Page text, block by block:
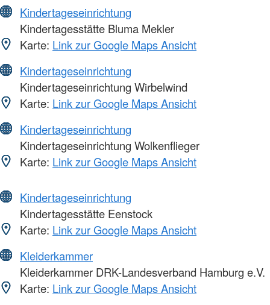
Kindertageseinrichtung
Kindertagesstätte Bluma Mekler
Karte: Link zur Google Maps Ansicht
Kindertageseinrichtung
Kindertageseinrichtung Wirbelwind
Karte: Link zur Google Maps Ansicht
Kindertageseinrichtung
Kindertageseinrichtung Wolkenflieger
Karte: Link zur Google Maps Ansicht
Kindertageseinrichtung
Kindertagesstätte Eenstock
Karte: Link zur Google Maps Ansicht
Kleiderkammer
Kleiderkammer DRK-Landesverband Hamburg e.V.
Karte: Link zur Google Maps Ansicht